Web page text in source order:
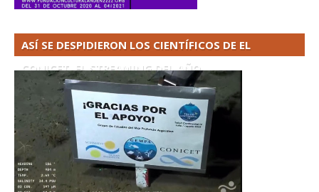
ASÍ SE DESPIDIERON LOS CIENTÍFICOS DE EL
CONICET. EL STREAMING DEL AÑO